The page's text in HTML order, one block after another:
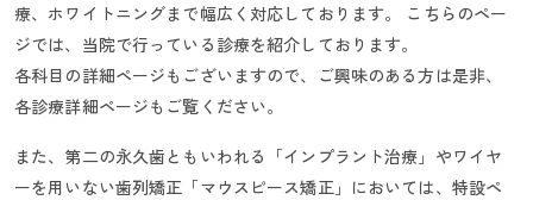
療、ホワイトニングまで幅広く対応しております。 こちらのペー
ジでは、当院で行っている診療を紹介しております。
各科目の詳細ページもございますので、ご興味のある方は是非、
各診療詳細ページもご覧ください。
また、第二の永久歯ともいわれる「インプラント治療」やワイヤ
ーを用いない歯列矯正「マウスピース矯正」においては、特設ペ